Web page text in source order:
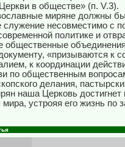
в обществе» (п. V.3).
миряне должны
служение несовместимо с
политике и
общественные
«призываются к
к координации
по общественным
делания,
наша Церковь
мира, устрояя его жизнь по